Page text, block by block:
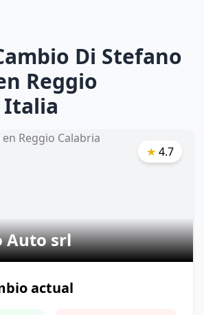
Di Stefano
Reggio
Italia
Auto srl
★ 4.7
actual